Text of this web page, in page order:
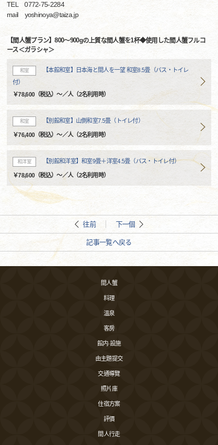
TEL 0772-75-2284
mail yoshinoya@taiza.jp
【間人蟹プラン】800～900gの上質な間人蟹を1杯◆使用した間人蟹フルコ
ース＜ガラシャ＞
和室
【本館和室】日本海と間人を一望 和室8.5畳（バス・トイレ
付）
￥78,600（税込）～／人（2名利用時）
和室 【別館和室】山側和室7.5畳（トイレ付）
￥76,400（税込）～／人（2名利用時）
和洋室 【別館和洋室】和室9畳＋洋室4.5畳（バス・トイレ付）
￥78,600（税込）～／人（2名利用時）
往前 下一個
記事一覧へ戻る
間人蟹
料理
溫泉
客房
館内·設施
由主題提交
交通導覽
照片庫
住宿方案
評價
間人行走